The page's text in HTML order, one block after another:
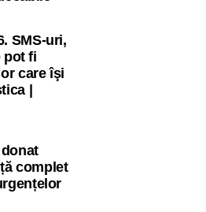
internațional.
oportunitățile extraordinare de
europeană și pentru
chiar și vacanța într-un timp al
prin metode non-formale,
Impact 3 înseamnă mai mult
și un certificat Youthpass.
i-am cunoscut, idei pe care le
SMS-uri,
pot fi
care îşi
|
complet